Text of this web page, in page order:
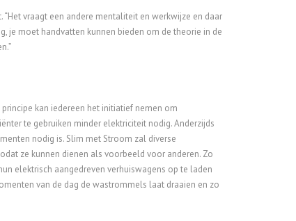
vraagt een andere mentaliteit en werkwijze en daar
je moet handvatten kunnen bieden om de theorie in de
kan iedereen het initiatief nemen om
te gebruiken minder elektriciteit nodig. Anderzijds
nodig is. Slim met Stroom zal diverse
ze kunnen dienen als voorbeeld voor anderen. Zo
elektrisch aangedreven verhuiswagens op te laden
van de dag de wastrommels laat draaien en zo